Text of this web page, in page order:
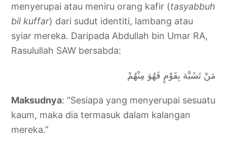
menyerupai atau meniru orang kafir (tasyabbuh
bil kuffar) dari sudut identiti, lambang atau
syiar mereka. Daripada Abdullah bin Umar RA,
Rasulullah SAW bersabda:
مَنْ تَشَبَّهَ بِقَوْمٍ فَهُوَ مِنْهُمْ
Maksudnya: “Sesiapa yang menyerupai sesuatu
kaum, maka dia termasuk dalam kalangan
mereka.”